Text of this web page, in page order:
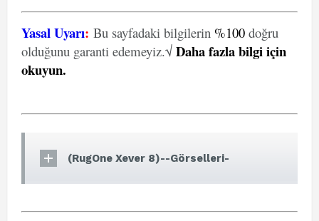
Yasal Uyarı: Bu sayfadaki bilgilerin %100 doğru
olduğunu garanti edemeyiz.√ Daha fazla bilgi için
okuyun.
(RugOne Xever 8)--Görselleri-